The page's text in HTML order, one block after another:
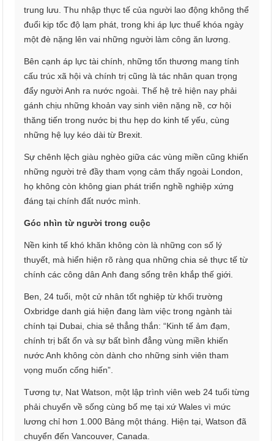
trung lưu. Thu nhập thực tế của người lao động không thể
đuổi kịp tốc độ lạm phát, trong khi áp lực thuế khóa ngày
một đè nặng lên vai những người làm công ăn lương.
Bên cạnh áp lực tài chính, những tổn thương mang tính
cấu trúc xã hội và chính trị cũng là tác nhân quan trọng
đẩy người Anh ra nước ngoài. Thế hệ trẻ hiện nay phải
gánh chịu những khoản vay sinh viên nặng nề, cơ hội
thăng tiến trong nước bị thu hẹp do kinh tế yếu, cùng
những hệ lụy kéo dài từ Brexit.
Sự chênh lệch giàu nghèo giữa các vùng miền cũng khiến
những người trẻ đầy tham vọng cảm thấy ngoài London,
họ không còn không gian phát triển nghề nghiệp xứng
đáng tại chính đất nước mình.
Góc nhìn từ người trong cuộc
Nền kinh tế khó khăn không còn là những con số lý
thuyết, mà hiển hiện rõ ràng qua những chia sẻ thực tế từ
chính các công dân Anh đang sống trên khắp thế giới.
Ben, 24 tuổi, một cử nhân tốt nghiệp từ khối trường
Oxbridge danh giá hiện đang làm việc trong ngành tài
chính tại Dubai, chia sẻ thẳng thắn: “Kinh tế ảm đạm,
chính trị bất ổn và sự bất bình đẳng vùng miền khiến
nước Anh không còn dành cho những sinh viên tham
vọng muốn cống hiến”.
Tương tự, Nat Watson, một lập trình viên web 24 tuổi từng
phải chuyển về sống cùng bố mẹ tại xứ Wales vì mức
lương chỉ hơn 1.000 Bảng một tháng. Hiện tại, Watson đã
chuyển đến Vancouver, Canada.